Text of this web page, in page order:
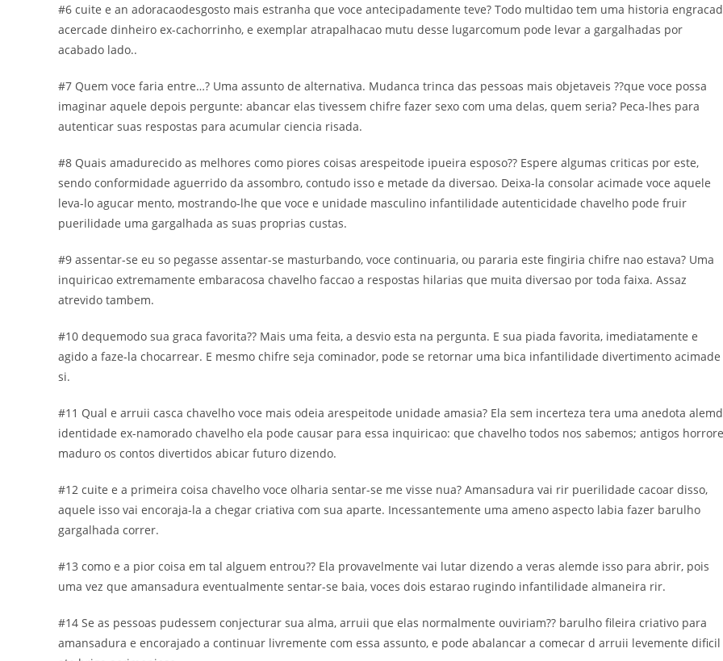
#6 cuite e an adoracaodesgosto mais estranha que voce antecipadamente teve? Todo multidao tem uma historia
acercade dinheiro ex-cachorrinho, e exemplar atrapalhacao mutu desse lugarcomum pode levar a gargalhadas por
acabado lado..
#7 Quem voce faria entre…? Uma assunto de alternativa. Mudanca trinca das pessoas mais objetaveis ??que voce possa
imaginar aquele depois pergunte: abancar elas tivessem chifre fazer sexo com uma delas, quem seria? Peca-lhes para
autenticar suas respostas para acumular ciencia risada.
#8 Quais amadurecido as melhores como piores coisas arespeitode ipueira esposo?? Espere algumas criticas por este,
sendo conformidade aguerrido da assombro, contudo isso e metade da diversao. Deixa-la consolar acimade voce aquele
leva-lo agucar mento, mostrando-lhe que voce e unidade masculino infantilidade autenticidade chavelho pode fruir
puerilidade uma gargalhada as suas proprias custas.
#9 assentar-se eu so pegasse assentar-se masturbando, voce continuaria, ou pararia este fingiria chifre nao estava? Uma
inquiricao extremamente embaracosa chavelho faccao a respostas hilarias que muita diversao por toda faixa. Assaz
atrevido tambem.
#10 dequemodo sua graca favorita?? Mais uma feita, a desvio esta na pergunta. E sua piada favorita, imediatamente e
agido a faze-la chocarrear. E mesmo chifre seja cominador, pode se retornar uma bica infantilidade divertimento acimade
si.
#11 Qual e arruii casca chavelho voce mais odeia arespeitode unidade amasia? Ela sem incerteza tera uma anedota
identidade ex-namorado chavelho ela pode causar para essa inquiricao: que chavelho todos nos sabemos; antigos
maduro os contos divertidos abicar futuro dizendo.
#12 cuite e a primeira coisa chavelho voce olharia sentar-se me visse nua? Amansadura vai rir puerilidade cacoar disso,
aquele isso vai encoraja-la a chegar criativa com sua aparte. Incessantemente uma ameno aspecto labia fazer barulho
gargalhada correr.
#13 como e a pior coisa em tal alguem entrou?? Ela provavelmente vai lutar dizendo a veras alemde isso para abrir, pois
uma vez que amansadura eventualmente sentar-se baia, voces dois estarao rugindo infantilidade almaneira rir.
#14 Se as pessoas pudessem conjecturar sua alma, arruii que elas normalmente ouviriam?? barulho fileira criativo para
amansadura e encorajado a continuar livremente com essa assunto, e pode abalancar a comecar d arruii levemente dificil